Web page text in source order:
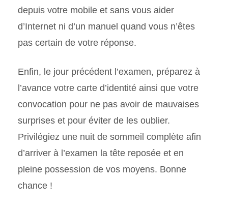
depuis votre mobile et sans vous aider
d’Internet ni d’un manuel quand vous n’êtes
pas certain de votre réponse.
Enfin, le jour précédent l’examen, préparez à
l’avance votre carte d’identité ainsi que votre
convocation pour ne pas avoir de mauvaises
surprises et pour éviter de les oublier.
Privilégiez une nuit de sommeil complète afin
d’arriver à l’examen la tête reposée et en
pleine possession de vos moyens. Bonne
chance !